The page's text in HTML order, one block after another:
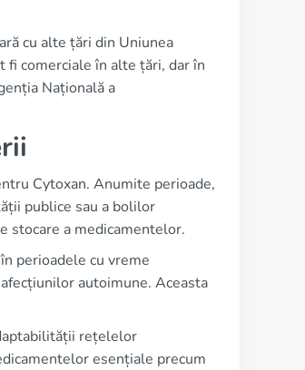
cu alte țări din Uniunea
fi comerciale în alte țări, dar în
Națională a
Cytoxan. Anumite perioade,
publice sau a bolilor
stocare a medicamentelor.
perioadele cu vreme
autoimune. Aceasta
rețelelor
esențiale precum